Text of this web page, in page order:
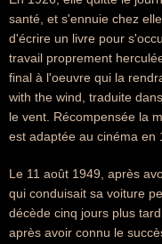
santé, et s'ennuie chez
d'écrire un livre pour
travail proprement
final à l'oeuvre qui la
with the wind, traduite
le vent. Récompensée la
est adaptée au cinéma en
Le 11 août 1949, après
qui conduisait sa voiture
décède cinq jours plus
après avoir connu le